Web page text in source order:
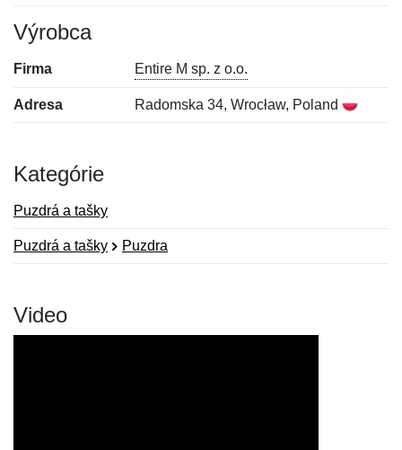
Výrobca
Firma Entire M sp. z o.o.
Adresa Radomska 34, Wrocław, Poland
Kategórie
Puzdrá a tašky
Puzdrá a tašky Puzdra
Video